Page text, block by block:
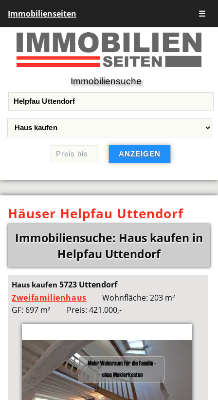
Immobilienseiten ☰
Immobiliensuche
Häuser Helpfau Uttendorf
Immobiliensuche: Haus kaufen in
Helpfau Uttendorf
Haus kaufen5723 Uttendorf
Zweifamilienhaus
Wohnfläche: 203 m²
GF: 697 m²
Preis: 421.000,-